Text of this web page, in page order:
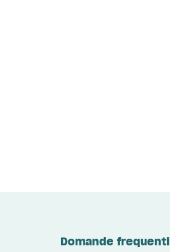
Domande frequenti